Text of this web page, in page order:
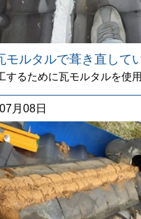
モルタルで葺き直して
するために瓦モルタルを使用
月08日